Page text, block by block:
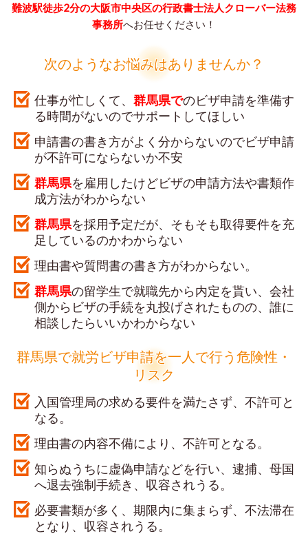
難波駅徒歩2分の大阪市中央区の行政書士法人クローバー法務
事務所へお任せください！
次のようなお悩みはありませんか？
仕事が忙しくて、 群馬県でのビザ申請を準備す
る時間がないのでサポートしてほしい
申請書の書き方がよく分からないのでビザ申請
が不許可にならないか不安
群馬県を雇用したけどビザの申請方法や書類作
成方法がわからない
群馬県を採用予定だが、そもそも取得要件を充
足しているのかわからない
理由書や質問書の書き方がわからない。
群馬県の留学生で就職先から内定を貰い、会社
側からビザの手続を丸投げされたものの、誰に
相談したらいいかわからない
群馬県で就労ビザ申請を一人で行う危険性・
リスク
入国管理局の求める要件を満たさず、不許可と
なる。
理由書の内容不備により、不許可となる。
知らぬうちに虚偽申請などを行い、逮捕、母国
へ退去強制手続き、収容されうる。
必要書類が多く、期限内に集まらず、不法滞在
となり、収容されうる。